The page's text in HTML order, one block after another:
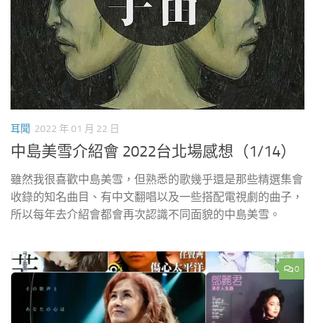
耳聞 2022 年 01 月 22 日
中島美雪介紹會 2022台北場感想（1/14）
雖然我很喜歡中島美雪，但熟悉的歌幾乎還是那些精選集會
收錄的知名曲目、有中文翻唱以及一些搭配電視劇的曲子，
所以每年去介紹會都會再次認識不同面貌的中島美雪。
0